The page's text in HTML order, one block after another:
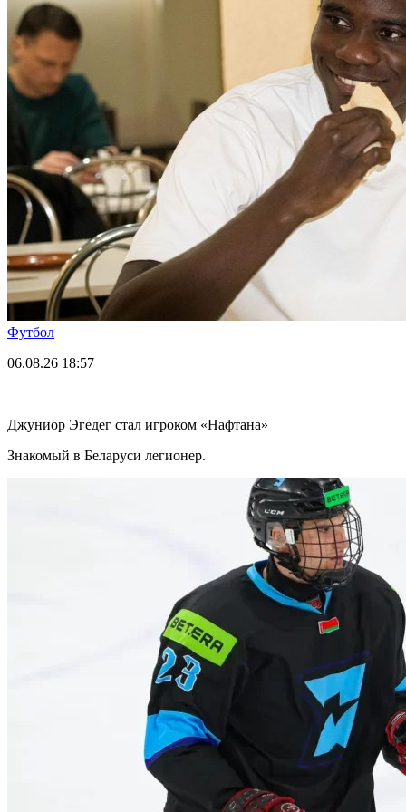
Футбол
06.08.26 18:57
Джуниор Эгедег стал игроком «Нафтана»
Знакомый в Беларуси легионер.